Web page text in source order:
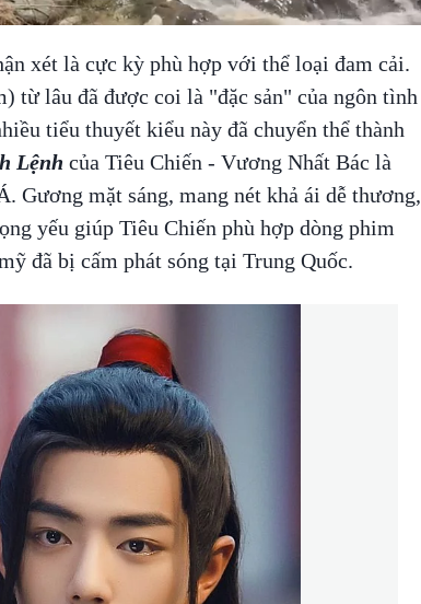
xét là cực kỳ phù hợp với thể loại đam cải.
từ lâu đã được coi là "đặc sản" của ngôn tình
tiểu thuyết kiểu này đã chuyển thể thành
Lệnh của Tiêu Chiến - Vương Nhất Bác là
Gương mặt sáng, mang nét khả ái dễ thương,
yếu giúp Tiêu Chiến phù hợp dòng phim
đã bị cấm phát sóng tại Trung Quốc.